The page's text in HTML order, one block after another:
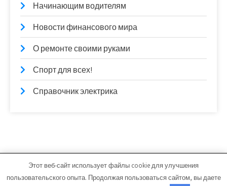
Начинающим водителям
Новости финансового мира
О ремонте своими руками
Спорт для всех!
Справочник электрика
arsmoto.ru - Работает на WordPress
Тема от Grace Themes
Этот веб-сайт использует файлы cookie для улучшения
пользовательского опыта. Продолжая пользоваться сайтом, вы даете